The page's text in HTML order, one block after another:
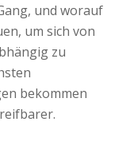
und worauf
um sich von
zu
bekommen